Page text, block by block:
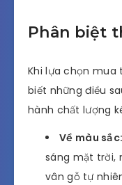
Phân biệt
Khi lựa chọn mua
biết những điều
hành chất lượng
Về màu sắc:
sáng mặt trời,
vân gỗ tự